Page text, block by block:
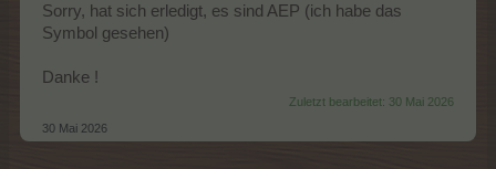
Sorry, hat sich erledigt, es sind AEP (ich habe das
Symbol gesehen)
Danke !
Zuletzt bearbeitet: 30 Mai 2026
30 Mai 2026